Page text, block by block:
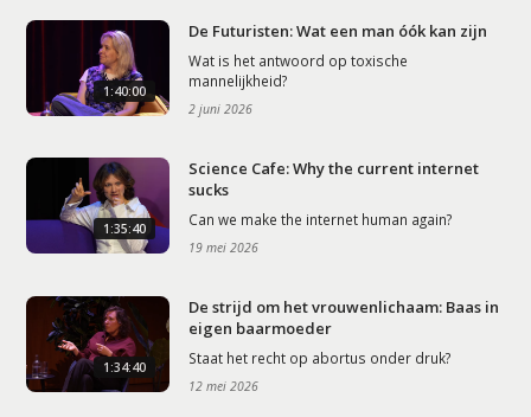
1:40:00
De Futuristen: Wat een man óók kan zijn
Wat is het antwoord op toxische
mannelijkheid?
2 juni 2026
1:35:40
Science Cafe: Why the current internet
sucks
Can we make the internet human again?
19 mei 2026
1:34:40
De strijd om het vrouwenlichaam: Baas in
eigen baarmoeder
Staat het recht op abortus onder druk?
12 mei 2026